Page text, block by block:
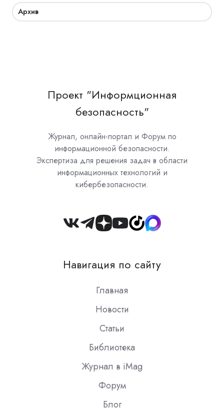
Архив
Проект "Информционная
безопасность"
Журнал, онлайн-портал и Форум по
информационной безопасности.
Экспертиза для решения задач в области
информационных технологий и
кибербезопасности.
Join
Slack
Навигация по сайту
Главная
Новости
Статьи
Библиотека
Журнал в iMag
Форум
Блог